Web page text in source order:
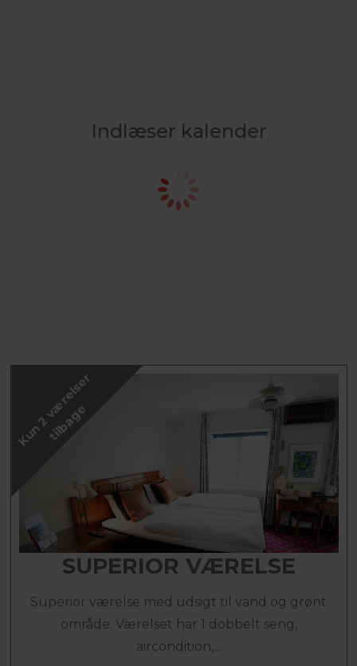
Indlæser kalender
K
u
n
2
v
æ
r
e
l
s
e
r
t
i
l
b
a
g
e
SUPERIOR VÆRELSE
Superior værelse med udsigt til vand og grønt
område. Værelset har 1 dobbelt seng,
aircondition,...